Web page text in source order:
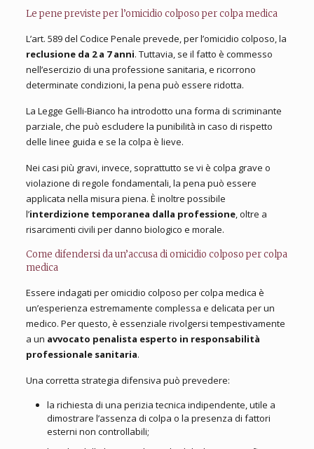
Le pene previste per l’omicidio colposo per colpa medica
L’art. 589 del Codice Penale prevede, per l’omicidio colposo, la
reclusione da 2 a 7 anni. Tuttavia, se il fatto è commesso
nell’esercizio di una professione sanitaria, e ricorrono
determinate condizioni, la pena può essere ridotta.
La Legge Gelli-Bianco ha introdotto una forma di scriminante
parziale, che può escludere la punibilità in caso di rispetto
delle linee guida e se la colpa è lieve.
Nei casi più gravi, invece, soprattutto se vi è colpa grave o
violazione di regole fondamentali, la pena può essere
applicata nella misura piena. È inoltre possibile
l’interdizione temporanea dalla professione, oltre a
risarcimenti civili per danno biologico e morale.
Come difendersi da un’accusa di omicidio colposo per colpa
medica
Essere indagati per omicidio colposo per colpa medica è
un’esperienza estremamente complessa e delicata per un
medico. Per questo, è essenziale rivolgersi tempestivamente
a un avvocato penalista esperto in responsabilità
professionale sanitaria.
Una corretta strategia difensiva può prevedere:
la richiesta di una perizia tecnica indipendente, utile a
dimostrare l’assenza di colpa o la presenza di fattori
esterni non controllabili;